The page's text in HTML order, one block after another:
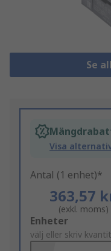
Se
Visa
Antal (1 enhet)*
363,57
(exkl. moms)
Add
to
Enheter
välj eller skriv